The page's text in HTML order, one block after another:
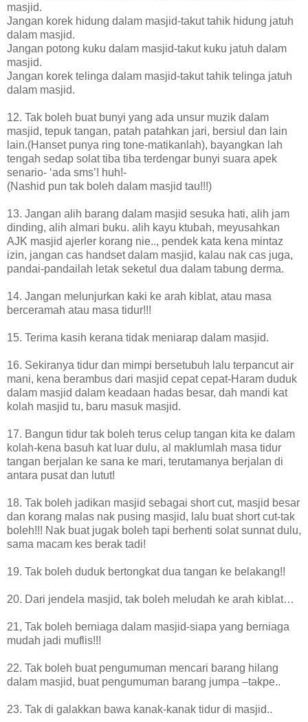
masjid.
Jangan korek hidung dalam masjid-takut tahik hidung jatuh
dalam masjid.
Jangan potong kuku dalam masjid-takut kuku jatuh dalam
masjid.
Jangan korek telinga dalam masjid-takut tahik telinga jatuh
dalam masjid.
12. Tak boleh buat bunyi yang ada unsur muzik dalam
masjid, tepuk tangan, patah patahkan jari, bersiul dan lain
lain.(Hanset punya ring tone-matikanlah), bayangkan lah
tengah sedap solat tiba tiba terdengar bunyi suara apek
senario- ‘ada sms’! huh!-
(Nashid pun tak boleh dalam masjid tau!!!)
13. Jangan alih barang dalam masjid sesuka hati, alih jam
dinding, alih almari buku. alih kayu ktubah, meyusahkan
AJK masjid ajerler korang nie.., pendek kata kena mintaz
izin, jangan cas handset dalam masjid, kalau nak cas juga,
pandai-pandailah letak seketul dua dalam tabung derma.
14. Jangan melunjurkan kaki ke arah kiblat, atau masa
berceramah atau masa tidur!!!
15. Terima kasih kerana tidak meniarap dalam masjid.
16. Sekiranya tidur dan mimpi bersetubuh lalu terpancut air
mani, kena berambus dari masjid cepat cepat-Haram duduk
dalam masjid dalam keadaan hadas besar, dah mandi kat
kolah masjid tu, baru masuk masjid.
17. Bangun tidur tak boleh terus celup tangan kita ke dalam
kolah-kena basuh kat luar dulu, al maklumlah masa tidur
tangan berjalan ke sana ke mari, terutamanya berjalan di
antara pusat dan lutut!
18. Tak boleh jadikan masjid sebagai short cut, masjid besar
dan korang malas nak pusing masjid, lalu buat short cut-tak
boleh!!! Nak buat jugak boleh tapi berhenti solat sunnat dulu,
sama macam kes berak tadi!
19. Tak boleh duduk bertongkat dua tangan ke belakang!!
20. Dari jendela masjid, tak boleh meludah ke arah kiblat…
21, Tak boleh berniaga dalam masjid-siapa yang berniaga
mudah jadi muflis!!!
22. Tak boleh buat pengumuman mencari barang hilang
dalam masjid, buat pengumuman barang jumpa –takpe..
23. Tak di galakkan bawa kanak-kanak tidur di masjid..